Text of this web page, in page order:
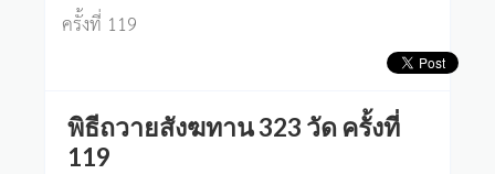
ครั้งที่ 119
พิธีถวายสังฆทาน 323 วัด ครั้งที่
119